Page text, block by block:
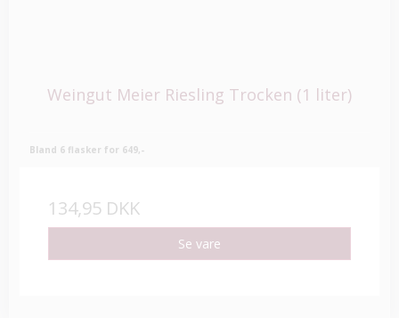
Weingut Meier Riesling Trocken (1 liter)
Bland 6 flasker for 649,-
134,95 DKK
Se vare